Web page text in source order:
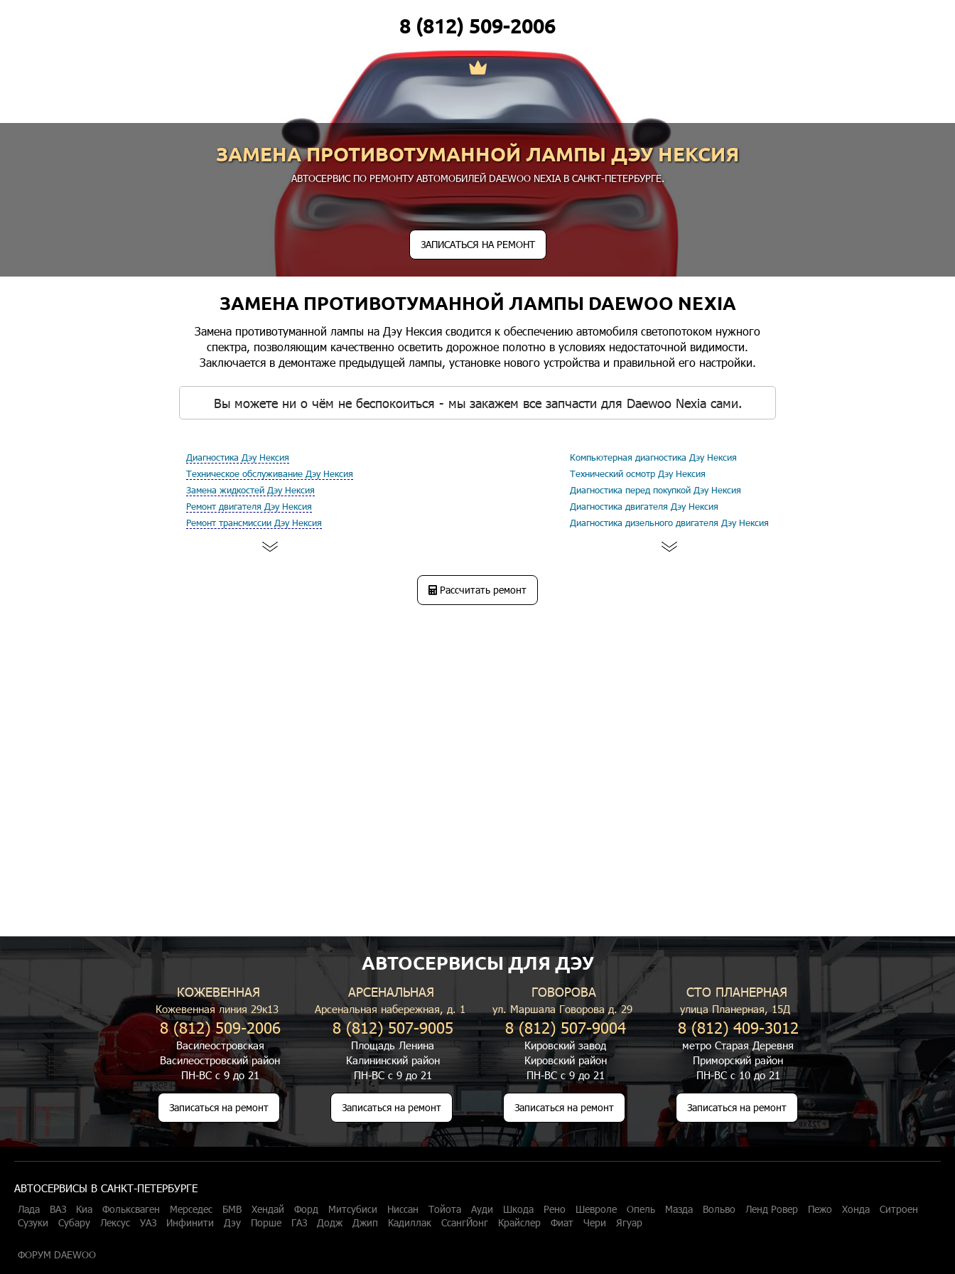
8 (812) 509-2006
ЗАМЕНА ПРОТИВОТУМАННОЙ ЛАМПЫ ДЭУ НЕКСИЯ
АВТОСЕРВИС ПО РЕМОНТУ АВТОМОБИЛЕЙ DAEWOO NEXIA В САНКТ-ПЕТЕРБУРГЕ.
ЗАПИСАТЬСЯ НА РЕМОНТ
ЗАМЕНА ПРОТИВОТУМАННОЙ ЛАМПЫ DAEWOO NEXIA
Замена противотуманной лампы на Дэу Нексия сводится к обеспечению автомобиля светопотоком нужного
спектра, позволяющим качественно осветить дорожное полотно в условиях недостаточной видимости.
Заключается в демонтаже предыдущей лампы, установке нового устройства и правильной его настройки.
Вы можете ни о чём не беспокоиться - мы закажем все запчасти для Daewoo Nexia сами.
Диагностика Дэу Нексия
Техническое обслуживание Дэу Нексия
Замена жидкостей Дэу Нексия
Ремонт двигателя Дэу Нексия
Ремонт трансмиссии Дэу Нексия
Компьютерная диагностика Дэу Нексия
Технический осмотр Дэу Нексия
Диагностика перед покупкой Дэу Нексия
Диагностика двигателя Дэу Нексия
Диагностика дизельного двигателя Дэу Нексия
Рассчитать ремонт
АВТОСЕРВИСЫ ДЛЯ ДЭУ
КОЖЕВЕННАЯ
Кожевенная линия 29к13
8 (812) 509-2006
Василеостровская
Василеостровский район
ПН-ВС с 9 до 21
Записаться на ремонт
АРСЕНАЛЬНАЯ
Арсенальная набережная, д. 1
8 (812) 507-9005
Площадь Ленина
Калининский район
ПН-ВС с 9 до 21
Записаться на ремонт
ГОВОРОВА
ул. Маршала Говорова д. 29
8 (812) 507-9004
Кировский завод
Кировский район
ПН-ВС с 9 до 21
Записаться на ремонт
СТО ПЛАНЕРНАЯ
улица Планерная, 15Д
8 (812) 409-3012
метро Старая Деревня
Приморский район
ПН-ВС с 10 до 21
Записаться на ремонт
АВТОСЕРВИСЫ В САНКТ-ПЕТЕРБУРГЕ
Лада ВАЗ Киа Фольксваген Мерседес БМВ Хендай Форд Митсубиси Ниссан Тойота Ауди Шкода Рено Шевроле Опель Мазда Вольво Ленд Ровер Пежо Хонда
Ситроен
Сузуки
Субару Лексус УАЗ Инфинити Дэу Порше ГАЗ Додж Джип Кадиллак СсангЙонг Крайслер Фиат Чери Ягуар
ФОРУМ DAEWOO